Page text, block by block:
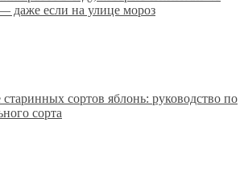
даже если на улице мороз
сортов яблонь: руководство по
сорта